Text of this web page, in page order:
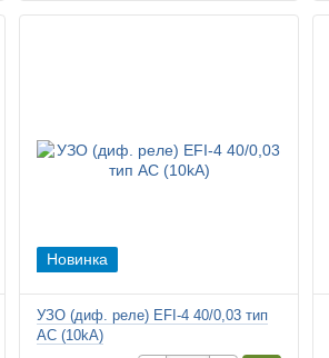
Новинка
УЗО (диф. реле) EFI-4 40/0,03 тип
AC (10kA)